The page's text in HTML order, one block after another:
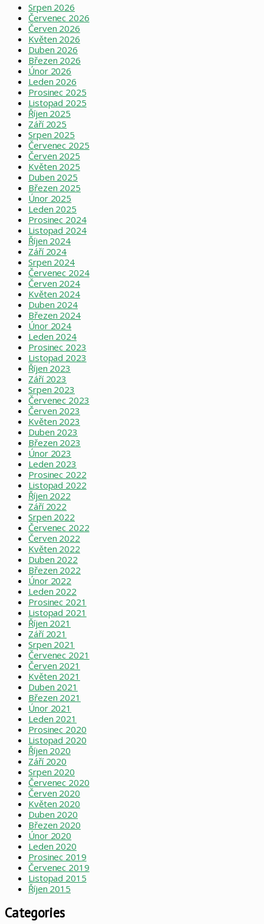
Srpen 2026
Červenec 2026
Červen 2026
Květen 2026
Duben 2026
Březen 2026
Únor 2026
Leden 2026
Prosinec 2025
Listopad 2025
Říjen 2025
Září 2025
Srpen 2025
Červenec 2025
Červen 2025
Květen 2025
Duben 2025
Březen 2025
Únor 2025
Leden 2025
Prosinec 2024
Listopad 2024
Říjen 2024
Září 2024
Srpen 2024
Červenec 2024
Červen 2024
Květen 2024
Duben 2024
Březen 2024
Únor 2024
Leden 2024
Prosinec 2023
Listopad 2023
Říjen 2023
Září 2023
Srpen 2023
Červenec 2023
Červen 2023
Květen 2023
Duben 2023
Březen 2023
Únor 2023
Leden 2023
Prosinec 2022
Listopad 2022
Říjen 2022
Září 2022
Srpen 2022
Červenec 2022
Červen 2022
Květen 2022
Duben 2022
Březen 2022
Únor 2022
Leden 2022
Prosinec 2021
Listopad 2021
Říjen 2021
Září 2021
Srpen 2021
Červenec 2021
Červen 2021
Květen 2021
Duben 2021
Březen 2021
Únor 2021
Leden 2021
Prosinec 2020
Listopad 2020
Říjen 2020
Září 2020
Srpen 2020
Červenec 2020
Červen 2020
Květen 2020
Duben 2020
Březen 2020
Únor 2020
Leden 2020
Prosinec 2019
Červenec 2019
Listopad 2015
Říjen 2015
Categories